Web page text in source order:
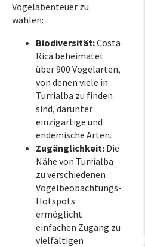
Vogelabenteuer zu
wählen:
Biodiversität:Costa
Rica beheimatet
über 900 Vogelarten,
von denen viele in
Turrialba zu finden
sind, darunter
einzigartige und
endemische Arten.
Zugänglichkeit: Die
Nähe von Turrialba
zu verschiedenen
Vogelbeobachtungs-
Hotspots
ermöglicht
einfachen Zugang zu
vielfältigen